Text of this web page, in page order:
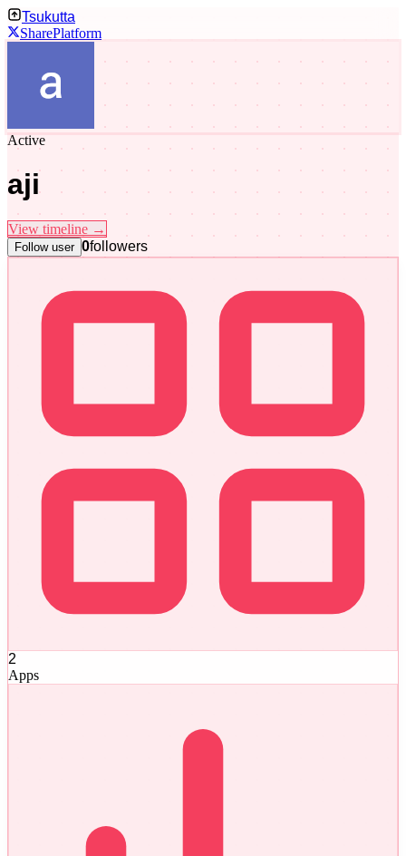
Tsukutta
SharePlatform
Active
aji
View timeline →
Follow user 0followers
2
Apps